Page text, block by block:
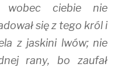
wobec ciebie nie
się z tego król i
z jaskini lwów; nie
rany, bo zaufał